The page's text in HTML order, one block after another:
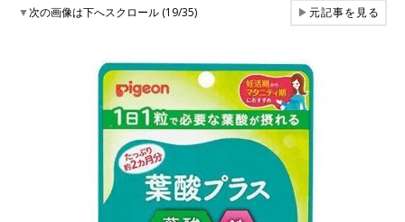
▼次の画像は下へスクロール (19/35) ▶元記事を見る